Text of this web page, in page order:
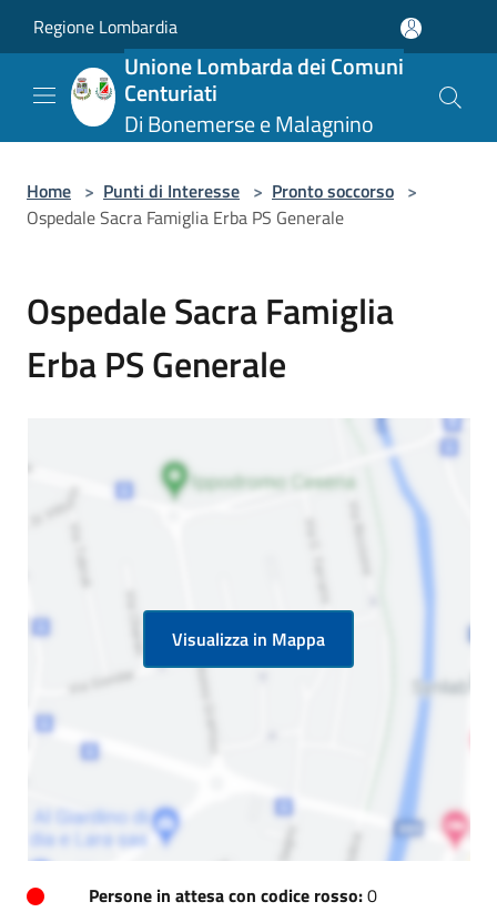
Regione Lombardia
Unione Lombarda dei Comuni
Centuriati
Di Bonemerse e Malagnino
Home > Punti di Interesse > Pronto soccorso >
Ospedale Sacra Famiglia Erba PS Generale
Ospedale Sacra Famiglia
Erba PS Generale
Visualizza in Mappa
Persone in attesa con codice rosso:0